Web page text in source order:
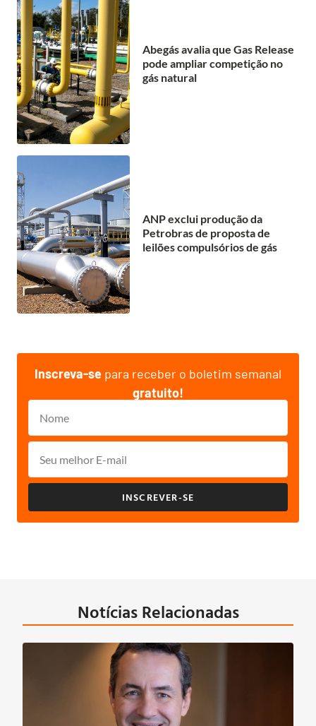
Abegás avalia que Gas Release
pode ampliar competição no
gás natural
ANP exclui produção da
Petrobras de proposta de
leilões compulsórios de gás
Inscreva-se para receber o boletim semanal
gratuito!
INSCREVER-SE
Notícias Relacionadas